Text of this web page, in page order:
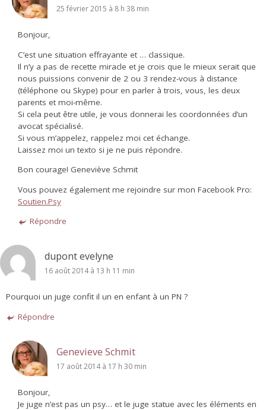
25 février 2015 à 8 h 38 min
Bonjour,
C’est une situation effrayante et … classique.
Il n’y a pas de recette miracle et je crois que le mieux serait que
nous puissions convenir de 2 ou 3 rendez-vous à distance
(téléphone ou Skype) pour en parler à trois, vous, les deux
parents et moi-même.
Si cela peut être utile, je vous donnerai les coordonnées d’un
avocat spécialisé.
Si vous m’appelez, rappelez moi cet échange.
Laissez moi un texto si je ne puis répondre.
Bon courage! Geneviève Schmit
Vous pouvez également me rejoindre sur mon Facebook Pro:
Soutien.Psy
Répondre
dupont evelyne
16 août 2014 à 13 h 11 min
Pourquoi un juge confit il un en enfant à un PN ?
Répondre
Genevieve Schmit
17 août 2014 à 17 h 30 min
Bonjour,
Je juge n’est pas un psy… et le juge statue avec les éléments en